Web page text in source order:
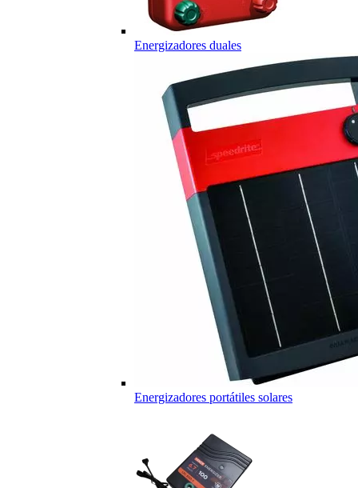
Energizadores duales
Energizadores portátiles solares